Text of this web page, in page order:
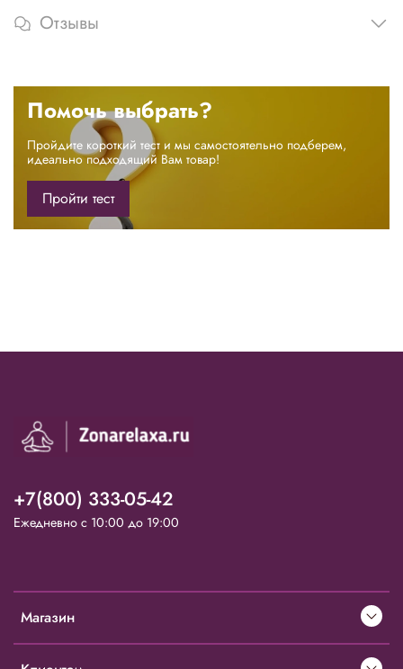
Отзывы
Помочь выбрать?
Пройдите короткий тест и мы самостоятельно подберем,
идеально подходящий Вам товар!
Пройти тест
Магазин
+7(800) 333-05-42
Ежедневно с 10:00 до 19:00